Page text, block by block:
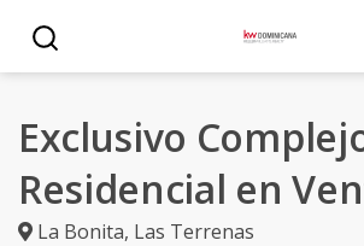
Exclusivo
Residencial en
La Bonita, Las Terrenas